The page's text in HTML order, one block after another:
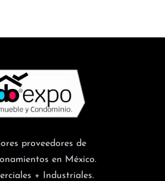
proveedores de
en México.
+ Industriales.